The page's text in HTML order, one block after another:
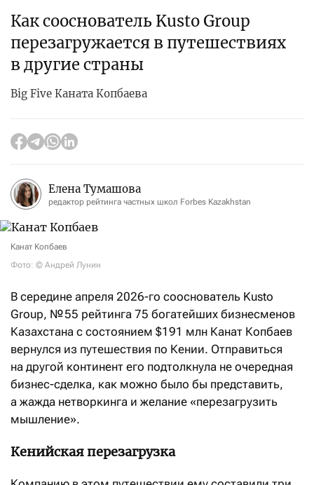
Как сооснователь Kusto Group
перезагружается в путешествиях
в другие страны
Big Five Каната Копбаева
Елена Тумашова
редактор рейтинга частных школ Forbes Kazakhstan
Канат Копбаев
Фото: © Андрей Лунин
В середине апреля 2026-го сооснователь Kusto
Group, № 55 рейтинга 75 богатейших бизнесменов
Казахстана с состоянием $191 млн Канат Копбаев
вернулся из путешествия по Кении. Отправиться
на другой континент его подтолкнула не очередная
бизнес-сделка, как можно было бы представить,
а жажда нетворкинга и желание «перезагрузить
мышление».
Кенийская перезагрузка